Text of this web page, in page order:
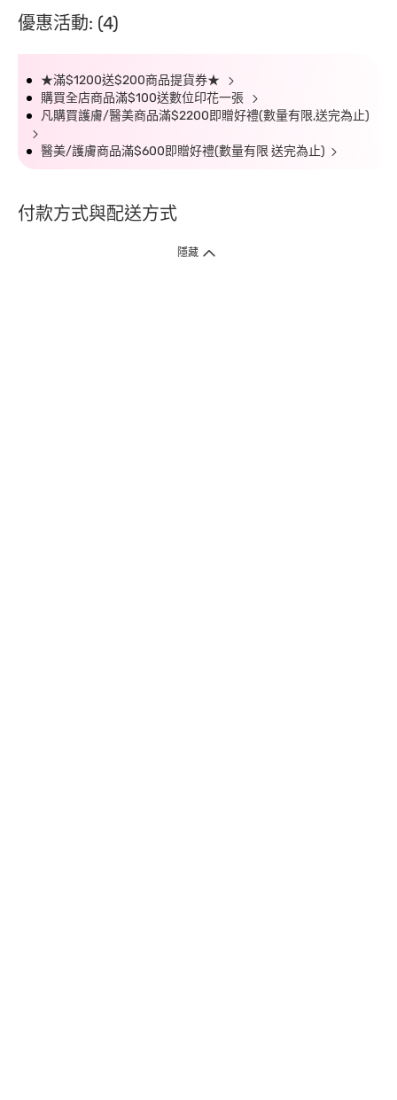
優惠活動: (4)
★滿$1200送$200商品提貨券★
購買全店商品滿$100送數位印花一張
凡購買護膚/醫美商品滿$2200即贈好禮(數量有限,送完為止)
醫美/護膚商品滿$600即贈好禮(數量有限 送完為止)
付款方式與配送方式
隱藏